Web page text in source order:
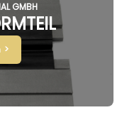
GMBH
>